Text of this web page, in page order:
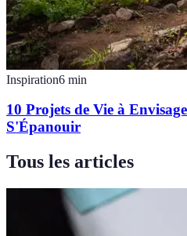
Inspiration6 min
10 Projets de Vie à
S'Épanouir
Tous les articles